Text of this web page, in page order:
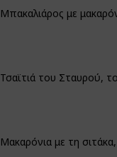
Μπακαλιάρος με
Τσαϊτιά του Σταυρού,
Μακαρόνια με τη